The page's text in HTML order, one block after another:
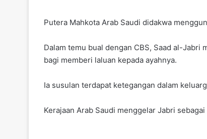
Putera Mahkota Arab Saudi didakwa
Dalam temu bual dengan CBS, Saad al-Jabri
bagi memberi laluan kepada ayahnya.
Ia susulan terdapat ketegangan dalam
Kerajaan Arab Saudi menggelar Jabri